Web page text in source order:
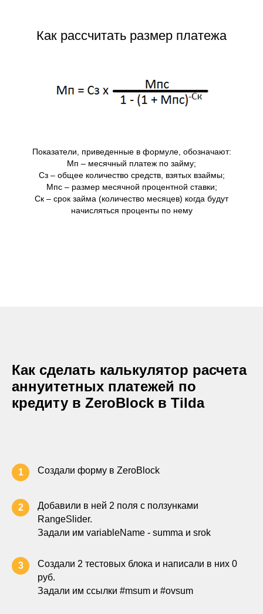
Как рассчитать размер платежа
Показатели, приведенные в формуле, обозначают:
Мп – месячный платеж по займу;
Сз – общее количество средств, взятых взаймы;
Мпс – размер месячной процентной ставки;
Ск – срок займа (количество месяцев) когда будут
начисляться проценты по нему
Как сделать калькулятор расчета
аннуитетных платежей по
кредиту в ZeroBlock в Tilda
1 Создали форму в ZeroBlock
2
Добавили в ней 2 поля с ползунками
RangeSlider.
Задали им variableName - summa и srok
3
Создали 2 тестовых блока и написали в них 0
руб.
Задали им ссылки #msum и #ovsum